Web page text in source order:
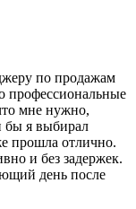
по продажам
профессиональные
мне нужно,
бы я выбирал
прошла отлично.
и без задержек.
день после